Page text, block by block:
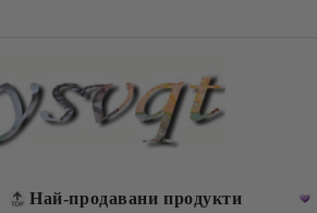
Най-продавани продукти